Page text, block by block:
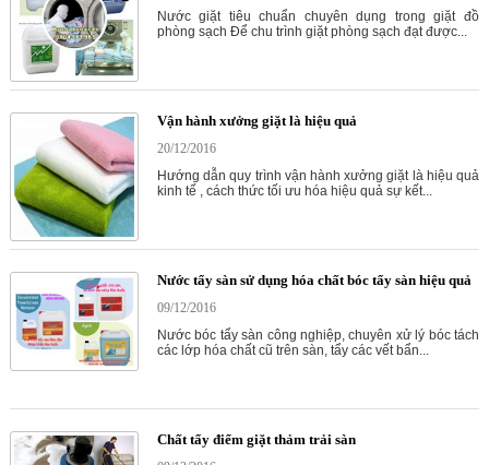
Nước giặt tiêu chuẩn chuyên dụng trong giặt đồ
phòng sạch Để chu trình giặt phòng sạch đạt được...
Vận hành xưởng giặt là hiệu quả
20/12/2016
Hướng dẫn quy trình vận hành xưởng giặt là hiệu quả
kinh tế , cách thức tối ưu hóa hiệu quả sự kết...
Nước tẩy sàn sử dụng hóa chất bóc tẩy sàn hiệu quả
09/12/2016
Nước bóc tẩy sàn công nghiệp, chuyên xử lý bóc tách
các lớp hóa chất cũ trên sàn, tẩy các vết bẩn...
Chất tẩy điểm giặt thảm trải sàn